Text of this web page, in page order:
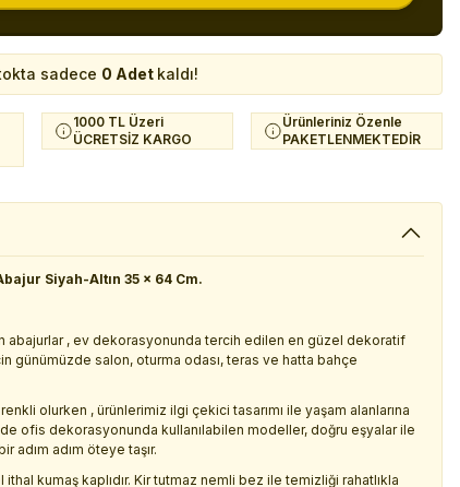
sadece 0 Adet kaldı!
1000 TL Üzeri
ÜCRETSİZ KARGO
Ürünleriniz Özenle
PAKETLENMEKTEDİR
Siyah-Altın 35 x 64 Cm.
abajurlar , ev dekorasyonunda tercih edilen en güzel dekoratif
günümüzde salon, oturma odası, teras ve hatta bahçe
olurken , ürünlerimiz ilgi çekici tasarımı ile yaşam alanlarına
ofis dekorasyonunda kullanılabilen modeller, doğru eşyalar ile
adım adım öteye taşır.
kumaş kaplıdır. Kir tutmaz nemli bez ile temizliği rahatlıkla